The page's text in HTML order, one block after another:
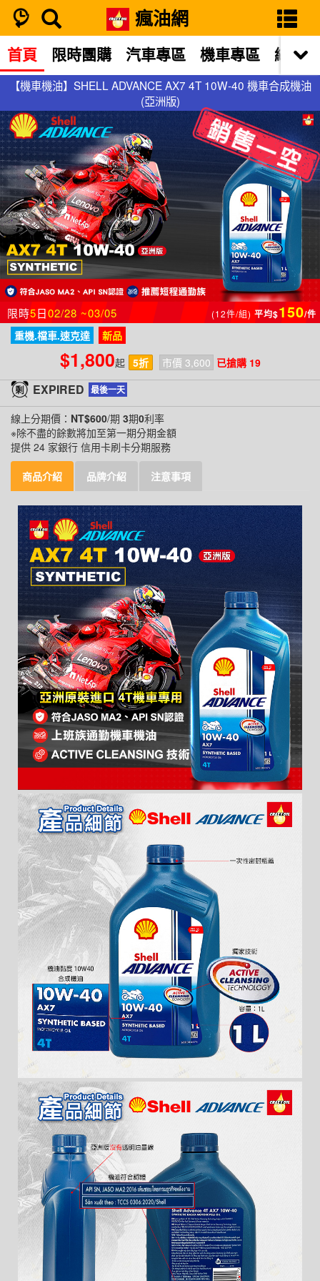
瘋油網
【機車機油】SHELL ADVANCE AX7 4T 10W-40 機車合成機油
(亞洲版)
首頁 限時團購 汽車專區 機車專區 網站
【機車機油】SHELL ADVANCE AX7 4T 10W-40 機車合成機油
限時5日02/28 ~03/05 (12件/組) 平均$150/件
重機.檔車.速克達 新品
$1,800起 5折 市價 3,600 已搶購 19
EXPIRED 最後一天
線上分期價： NT$600/期 3期0利率
※除不盡的餘數將加至第一期分期金額
提供 24 家銀行 信用卡刷卡分期服務
商品介紹 品牌介紹 注意事項